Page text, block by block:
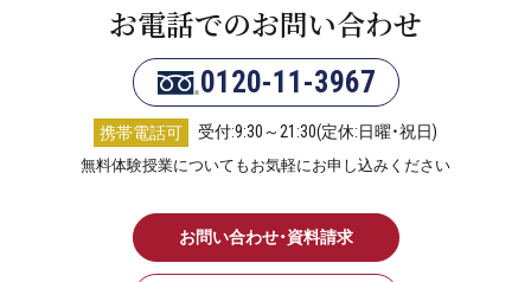
お電話でのお問い合わせ
0120-11-3967
携帯電話可 受付:9:30～21:30(定休:日曜・祝日)
無料体験授業についてもお気軽にお申し込みください
お問い合わせ・資料請求